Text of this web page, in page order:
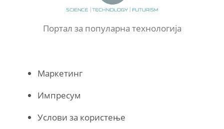
Портал за популарна технологија
Маркетинг
Импресум
Услови за користење